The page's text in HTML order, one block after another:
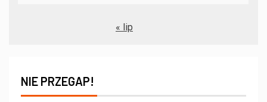
« lip
NIE PRZEGAP!